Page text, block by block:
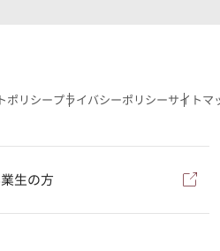
ポリシープライバシーポリシーサイトマ
生の方